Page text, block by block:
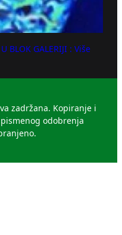
BLOK GALERIJI : Više
zadržana. Kopiranje i
odobrenja